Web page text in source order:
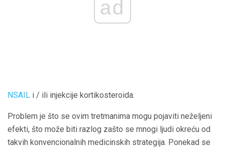
ad
NSAIL i / ili injekcije kortikosteroida.
Problem je što se ovim tretmanima mogu pojaviti neželjeni
efekti, što može biti razlog zašto se mnogi ljudi okreću od
takvih konvencionalnih medicinskih strategija. Ponekad se